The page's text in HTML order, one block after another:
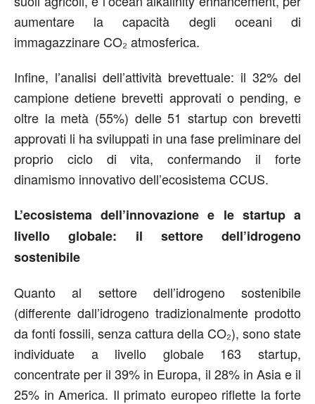
aumentare la capacità degli oceani di
immagazzinare CO₂ atmosferica.
Infine, l’analisi dell’attività brevettuale: il 32% del
campione detiene brevetti approvati o pending, e
oltre la metà (55%) delle 51 startup con brevetti
approvati li ha sviluppati in una fase preliminare del
proprio ciclo di vita, confermando il forte
dinamismo innovativo dell’ecosistema CCUS.
L’ecosistema dell’innovazione e le startup a
livello globale: il settore dell’idrogeno
sostenibile
Quanto al settore dell’idrogeno sostenibile
(differente dall’idrogeno tradizionalmente prodotto
da fonti fossili, senza cattura della CO₂), sono state
individuate a livello globale 163 startup,
concentrate per il 39% in Europa, il 28% in Asia e il
25% in America. Il primato europeo riflette la forte